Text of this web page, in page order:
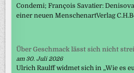
Condemi; François Savatier:
einer neuen MenschenartVerlag
Über Geschmack lässt sich nicht
am 30. Juli 2026
Ulrich Raulff widmet sich in „Wie es